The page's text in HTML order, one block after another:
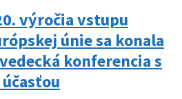
výročia vstupu
únie sa konala
konferencia s